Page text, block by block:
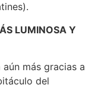
LUMINOSA Y
más gracias a
del